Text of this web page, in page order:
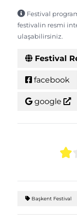
Festival
festivalin resmi
ulaşabilirsiniz.
Festival
facebook
google
Başkent Festival